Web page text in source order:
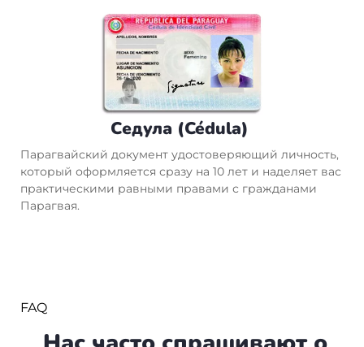
Седула (Cédula)
Парагвайский документ удостоверяющий личность,
который оформляется сразу на 10 лет и наделяет вас
практическими равными правами с гражданами
Парагвая.
FAQ